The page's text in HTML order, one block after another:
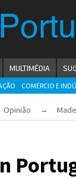
MULTIMÉDIA
COMÉRCIO E
Opinião → Made